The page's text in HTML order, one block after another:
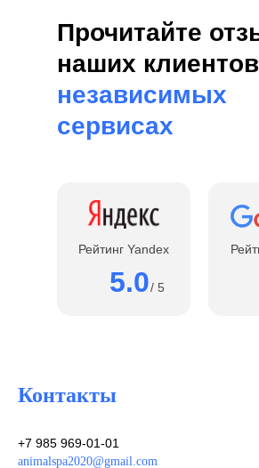
Прочитайте
наших
независимых
сервисах
Рейтинг Yandex
5.0/ 5
Контакты
+7 985 969-01-01
animalspa2020@gmail.com